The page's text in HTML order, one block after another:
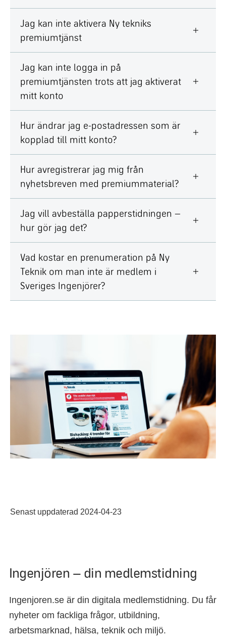
Jag kan inte aktivera Ny tekniks
premiumtjänst
Jag kan inte logga in på
premiumtjänsten trots att jag aktiverat
mitt konto
Hur ändrar jag e-postadressen som är
kopplad till mitt konto?
Hur avregistrerar jag mig från
nyhetsbreven med premiummaterial?
Jag vill avbeställa papperstidningen –
hur gör jag det?
Vad kostar en prenumeration på Ny
Teknik om man inte är medlem i
Sveriges Ingenjörer?
Senast uppdaterad 2024-04-23
Ingenjören – din medlemstidning
Ingenjoren.se är din digitala medlemstidning. Du får
nyheter om fackliga frågor, utbildning,
arbetsmarknad, hälsa, teknik och miljö.